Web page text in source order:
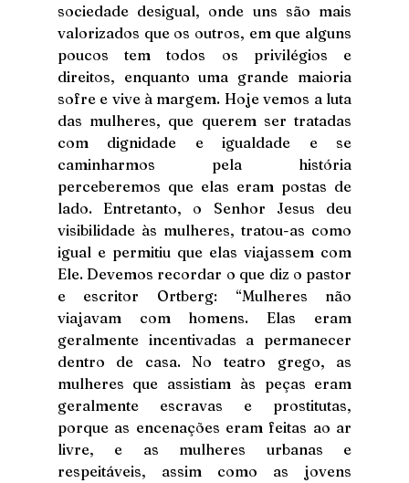
sociedade desigual, onde uns são mais
valorizados que os outros, em que alguns
poucos tem todos os privilégios e
direitos, enquanto uma grande maioria
sofre e vive à margem. Hoje vemos a luta
das mulheres, que querem ser tratadas
com dignidade e igualdade e se
caminharmos pela história
perceberemos que elas eram postas de
lado. Entretanto, o Senhor Jesus deu
visibilidade às mulheres, tratou-as como
igual e permitiu que elas viajassem com
Ele. Devemos recordar o que diz o pastor
e escritor Ortberg: “Mulheres não
viajavam com homens. Elas eram
geralmente incentivadas a permanecer
dentro de casa. No teatro grego, as
mulheres que assistiam às peças eram
geralmente escravas e prostitutas,
porque as encenações eram feitas ao ar
livre, e as mulheres urbanas e
respeitáveis, assim como as jovens